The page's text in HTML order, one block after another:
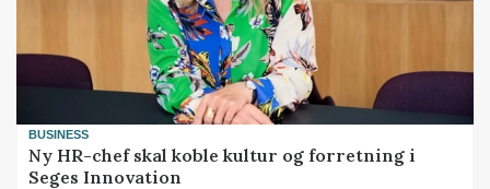
BUSINESS
Ny HR-chef skal koble kultur og forretning i
Seges Innovation